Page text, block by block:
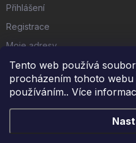
Tento web používá
procházením tohoto webu
používáním.. Více
Přihlášení
Registrace
Moje adresy
FACEBOOK